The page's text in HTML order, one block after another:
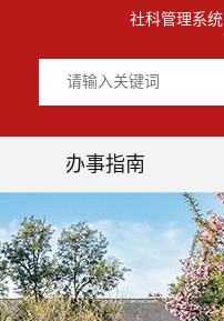
社科管理系统
办事指南